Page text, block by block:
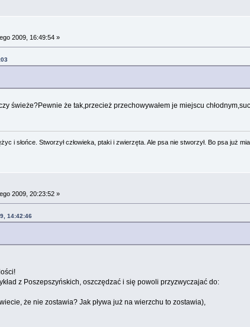
2009, 16:49:54 »
świeże?Pewnie że tak,przecież przechowywałem je miejscu
i słońce. Stworzył człowieka, ptaki i zwierzęta. Ale psa nie stworzył. Bo psa już
2009, 20:23:52 »
14:42:46
z Poszepszyńskich, oszczędzać i się powoli przyzwyczajać do:
że nie zostawia? Jak pływa już na wierzchu to zostawia),